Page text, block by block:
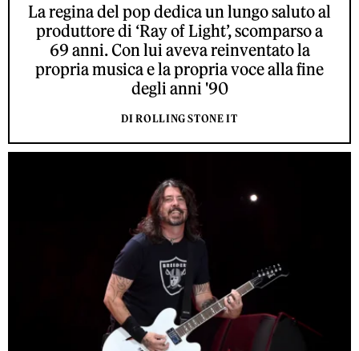
La regina del pop dedica un lungo saluto al
produttore di ‘Ray of Light’, scomparso a
69 anni. Con lui aveva reinventato la
propria musica e la propria voce alla fine
degli anni '90
DI ROLLING STONE IT